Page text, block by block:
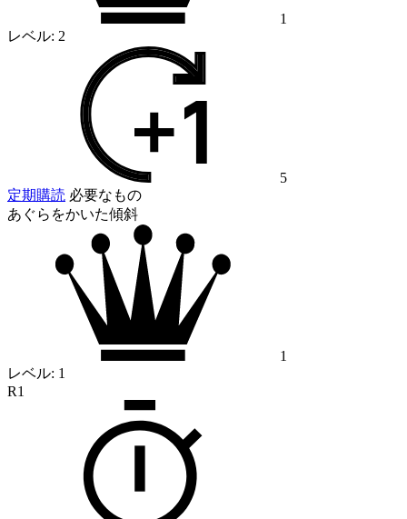
1
レベル: 2
5
定期購読 必要なもの
あぐらをかいた傾斜
1
レベル: 1
R1